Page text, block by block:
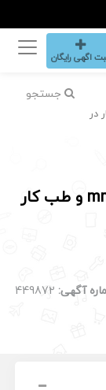
اگهی رایگان
جستجو
در
پزشک عمومی جویای کار در مراکز mmt و طب کار
آگهی: 449872